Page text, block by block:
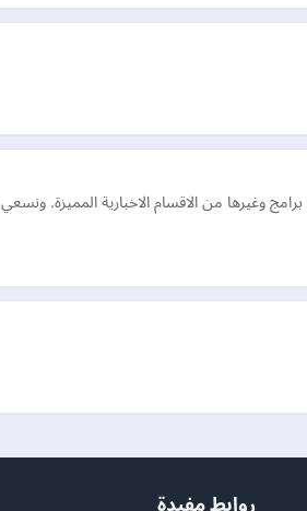
من الاقسام الاخبارية المميزة. ونسعي
روابط مفيدة